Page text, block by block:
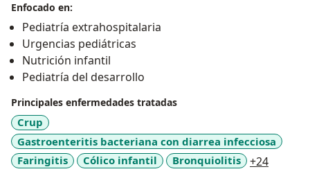
detectar a tiempo cualquier manifestación de
enfermedades que puedan poner en peligro la salud
infantil tomando las medidas necesarias para
tratamiento y diagnóstico oportuno.
Enfocado en:
Pediatría extrahospitalaria
Urgencias pediátricas
Nutrición infantil
Pediatría del desarrollo
Principales enfermedades tratadas
Crup
Gastroenteritis bacteriana con diarrea infecciosa
Faringitis
Cólico infantil Bronquiolitis +24